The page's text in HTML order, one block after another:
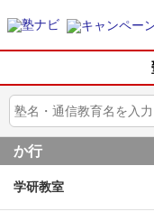
か行
学研教室